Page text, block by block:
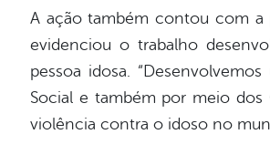
A ação também contou com a
evidenciou o trabalho
pessoa idosa.
Social e também por meio dos
violência contra o idoso no